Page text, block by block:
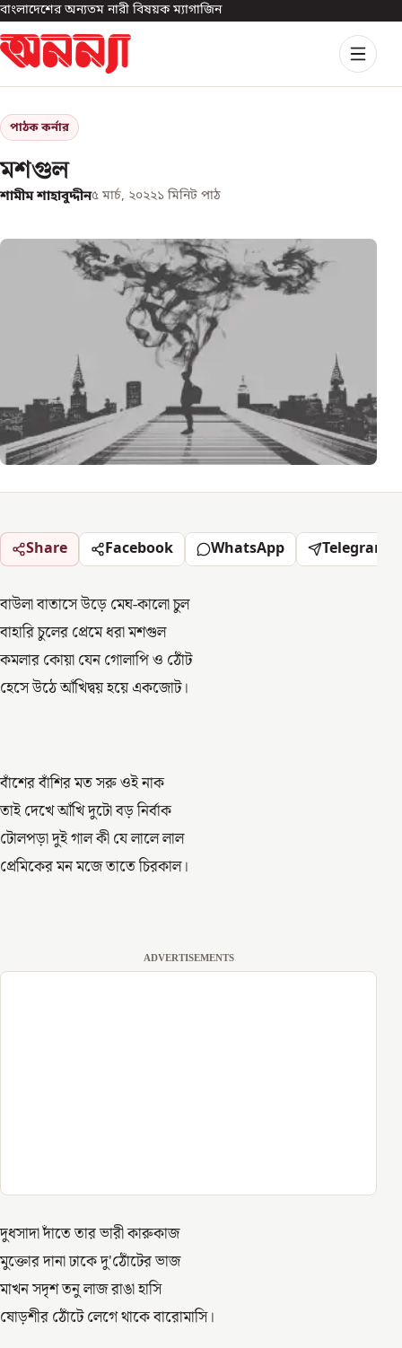
বাংলাদেশের অন্যতম নারী বিষয়ক ম্যাগাজিন
পাঠক কর্নার
মশগুল
শামীম শাহাবুদ্দীন৫ মার্চ, ২০২২১ মিনিট পাঠ
Share Facebook WhatsApp Telegram
বাউলা বাতাসে উড়ে মেঘ-কালো চুল
বাহারি চুলের প্রেমে ধরা মশগুল
কমলার কোয়া যেন গোলাপি ও ঠোঁট
হেসে উঠে আঁখিদ্বয় হয়ে একজোট।
বাঁশের বাঁশির মত সরু ওই নাক
তাই দেখে আঁখি দুটো বড় নির্বাক
টোলপড়া দুই গাল কী যে লালে লাল
প্রেমিকের মন মজে তাতে চিরকাল।
ADVERTISEMENTS
দুধসাদা দাঁতে তার ভারী কারুকাজ
মুক্তোর দানা ঢাকে দু'ঠোঁটের ভাজ
মাখন সদৃশ তনু লাজ রাঙা হাসি
ষোড়শীর ঠোঁটে লেগে থাকে বারোমাসি।